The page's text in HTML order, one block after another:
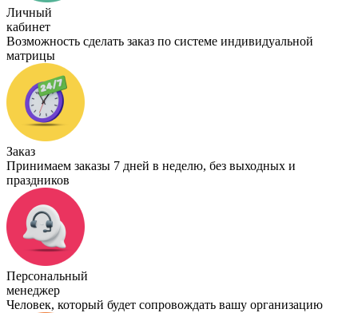
Личный
кабинет
Возможность сделать заказ по системе индивидуальной
матрицы
Заказ
Принимаем заказы 7 дней в неделю, без выходных и
праздников
Персональный
менеджер
Человек, который будет сопровождать вашу организацию